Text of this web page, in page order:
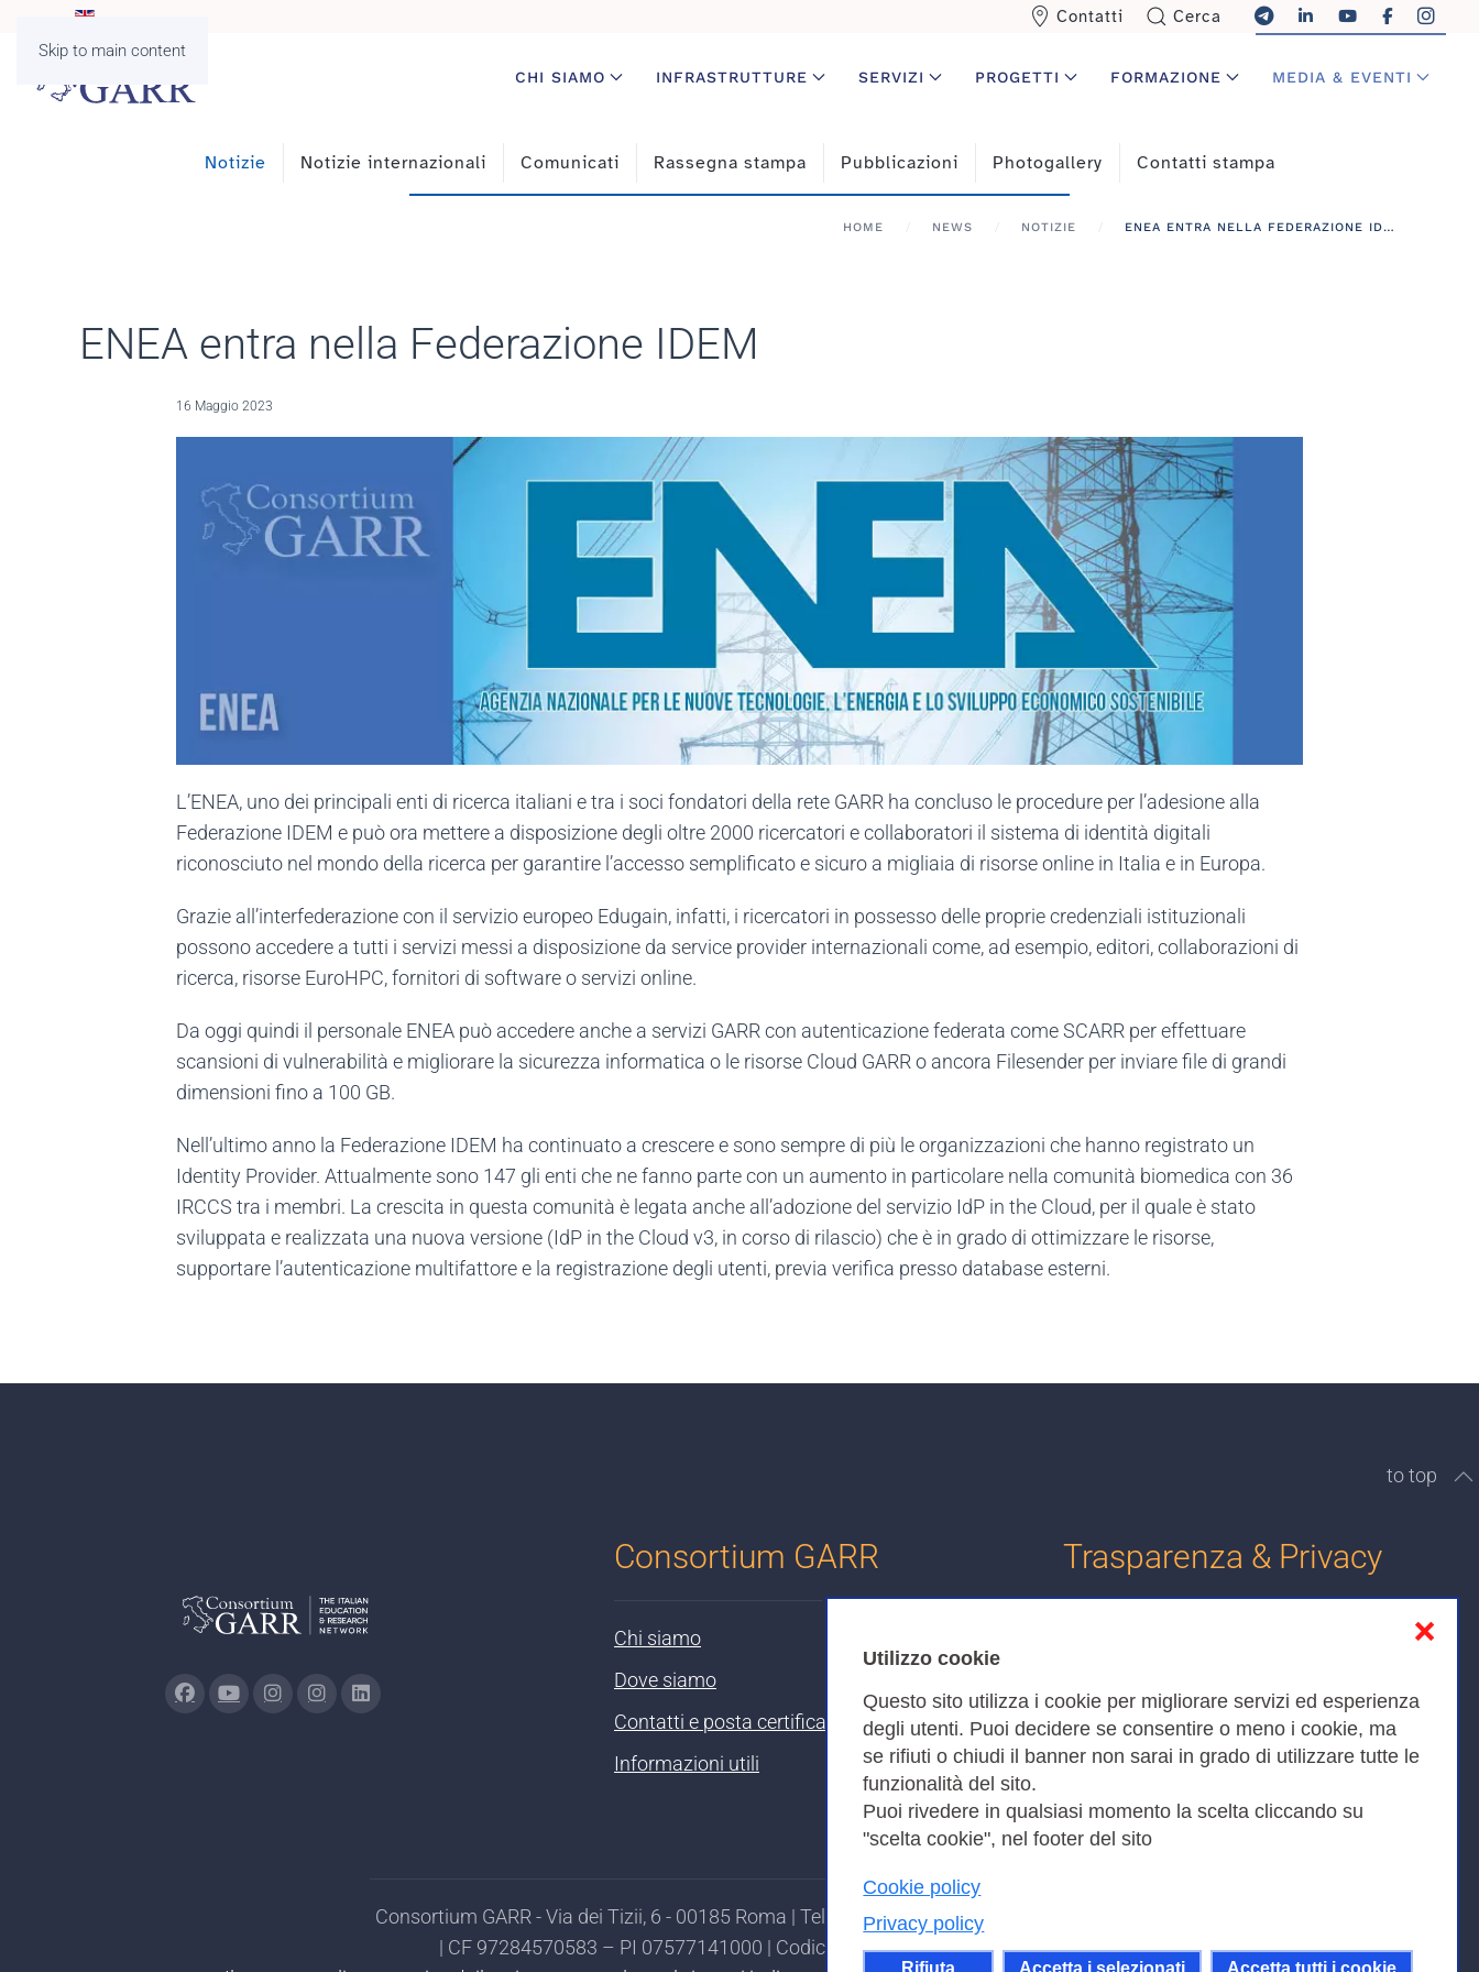
Utilizzo cookie
Questo sito utilizza i cookie per migliorare servizi ed esperienza
degli utenti. Puoi decidere se consentire o meno i cookie, ma
se rifiuti o chiudi il banner non sarai in grado di utilizzare tutte le
funzionalità del sito.
Puoi rivedere in qualsiasi momento la scelta cliccando su
"scelta cookie", nel footer del sito
Cookie policy
Privacy policy
Rifiuta Accetta i selezionati Accetta tutti i cookie
❌
Skip to main content
Contatti Cerca
CHI SIAMO INFRASTRUTTURE SERVIZI PROGETTI FORMAZIONE MEDIA & EVENTI
Notizie Notizie internazionali Comunicati Rassegna stampa Pubblicazioni Photogallery Contatti stampa
HOME NEWS NOTIZIE ENEA ENTRA NELLA FEDERAZIONE IDEM
ENEA entra nella Federazione IDEM
16 Maggio 2023
L’ENEA, uno dei principali enti di ricerca italiani e tra i soci fondatori della rete GARR ha concluso le procedure per l’adesione alla
Federazione IDEM e può ora mettere a disposizione degli oltre 2000 ricercatori e collaboratori il sistema di identità digitali
riconosciuto nel mondo della ricerca per garantire l’accesso semplificato e sicuro a migliaia di risorse online in Italia e in Europa.
Grazie all’interfederazione con il servizio europeo Edugain, infatti, i ricercatori in possesso delle proprie credenziali istituzionali
possono accedere a tutti i servizi messi a disposizione da service provider internazionali come, ad esempio, editori, collaborazioni di
ricerca, risorse EuroHPC, fornitori di software o servizi online.
Da oggi quindi il personale ENEA può accedere anche a servizi GARR con autenticazione federata come SCARR per effettuare
scansioni di vulnerabilità e migliorare la sicurezza informatica o le risorse Cloud GARR o ancora Filesender per inviare file di grandi
dimensioni fino a 100 GB.
Nell’ultimo anno la Federazione IDEM ha continuato a crescere e sono sempre di più le organizzazioni che hanno registrato un
Identity Provider. Attualmente sono 147 gli enti che ne fanno parte con un aumento in particolare nella comunità biomedica con 36
IRCCS tra i membri. La crescita in questa comunità è legata anche all’adozione del servizio IdP in the Cloud, per il quale è stato
sviluppata e realizzata una nuova versione (IdP in the Cloud v3, in corso di rilascio) che è in grado di ottimizzare le risorse,
supportare l’autenticazione multifattore e la registrazione degli utenti, previa verifica presso database esterni.
to top
Consortium GARR
Chi siamo
Dove siamo
Contatti e posta certificata
Informazioni utili
Trasparenza & Privacy
Amministrazione trasparente
Bandi di Gara
Consortium GARR - Via dei Tizii, 6 - 00185 Roma | Tel. 0649622000 - Fax 0649622044
| CF 97284570583 – PI 07577141000 | Codice Destinatario 7EU9KEU |